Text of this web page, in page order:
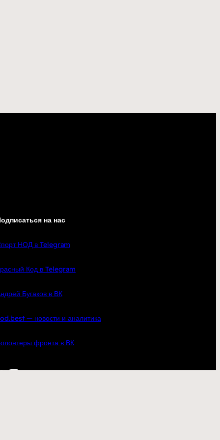
на нас
НОД в Telegram
Код в Telegram
Бугаков в ВК
— новости и аналитика
фронта в ВК
YouTube Telegram